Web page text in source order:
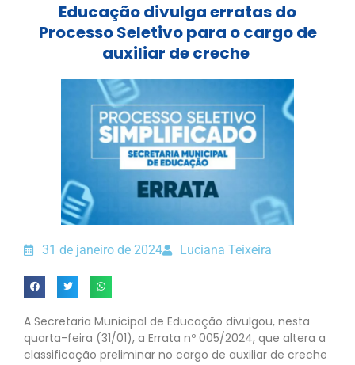
Educação divulga erratas do
Processo Seletivo para o cargo de
auxiliar de creche
31 de janeiro de 2024 Luciana Teixeira
A Secretaria Municipal de Educação divulgou, nesta
quarta-feira (31/01), a Errata nº 005/2024, que altera a
classificação preliminar no cargo de auxiliar de creche